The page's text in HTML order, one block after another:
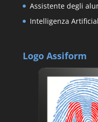
Assistente degli
Intelligenza
Logo Assiform